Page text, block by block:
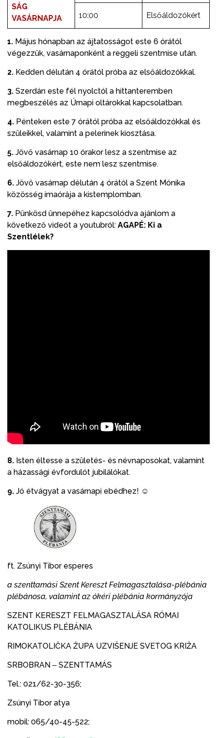
SÁG
VASÁRNAPJA
10:00 Elsőáldozókért
1. Május hónapban az ájtatosságot este 6 órától
végezzük, vasárnaponként a reggeli szentmise után.
2. Kedden délután 4 órától próba az elsőáldozókkal.
3. Szerdán este fél nyolctól a hittanteremben
megbeszélés az Úrnapi oltárokkal kapcsolatban.
4. Pénteken este 7 órától próba az elsőáldozókkal és
szüleikkel, valamint a pelerinek kiosztása.
5. Jövő vasárnap 10 órakor lesz a szentmise az
elsőáldozókért, este nem lesz szentmise.
6. Jövő vasárnap délután 4 órától a Szent Mónika
közösség imaórája a kistemplomban.
7. Pünkösd ünnepéhez kapcsolódva ajánlom a
következő videót a youtubról: AGAPÉ: Ki a
Szentlélek?
8. Isten éltesse a születés- és névnaposokat, valamint
a házassági évfordulót jubilálókat.
9. Jó étvágyat a vasárnapi ebédhez! ☺
ft. Zsúnyi Tibor esperes
a szenttamási Szent Kereszt Felmagasztalása-plébánia
plébánosa, valamint az ókéri plébánia kormányzója
SZENT KERESZT FELMAGASZTALÁSA RÓMAI
KATOLIKUS PLÉBÁNIA
RIMOKATOLIČKA ŽUPA UZVIŠENJE SVETOG KRIŽA
SRBOBRAN ‒ SZENTTAMÁS
Tel.: 021/62-30-356;
Zsúnyi Tibor atya
mobil: 065/40-45-522;